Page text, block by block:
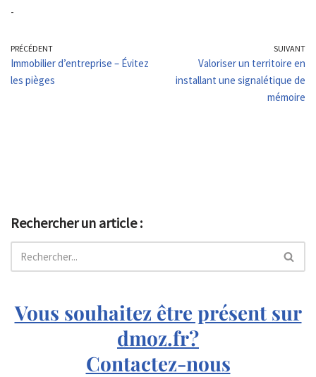
-
PRÉCÉDENT
Immobilier d’entreprise – Évitez
les pièges
SUIVANT
Valoriser un territoire en
installant une signalétique de
mémoire
Rechercher un article :
Vous souhaitez être présent sur
dmoz.fr?
Contactez-nous